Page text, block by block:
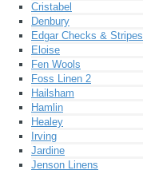
Cristabel
Denbury
Edgar Checks & Stripes
Eloise
Fen Wools
Foss Linen 2
Hailsham
Hamlin
Healey
Irving
Jardine
Jenson Linens